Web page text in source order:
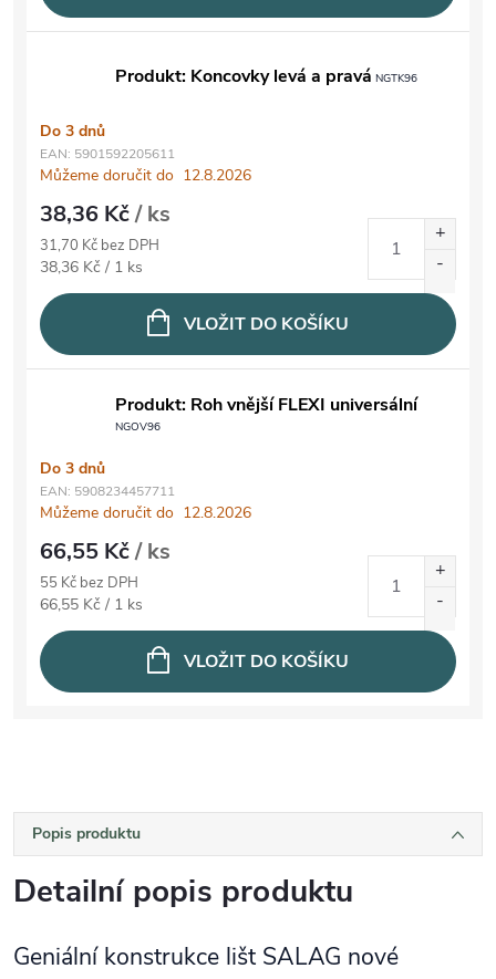
Produkt: Koncovky levá a pravá NGTK96
Do 3 dnů
EAN: 5901592205611
Můžeme doručit do 12.8.2026
38,36 Kč/ ks
31,70 Kč bez DPH
Měrná cena:
38,36 Kč / 1 ks
VLOŽIT DO KOŠÍKU
Produkt: Roh vnější FLEXI universální
NGOV96
Do 3 dnů
EAN: 5908234457711
Můžeme doručit do 12.8.2026
66,55 Kč/ ks
55 Kč bez DPH
Měrná cena:
66,55 Kč / 1 ks
VLOŽIT DO KOŠÍKU
Popis produktu
Detailní popis produktu
Geniální konstrukce lišt SALAG nové